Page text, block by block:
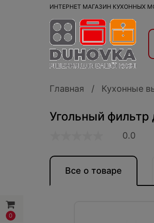
0
ИНТЕРНЕТ МАГАЗИН КУХОННЫХ
Главная Кухонные
Угольный
0.0
Все о товаре